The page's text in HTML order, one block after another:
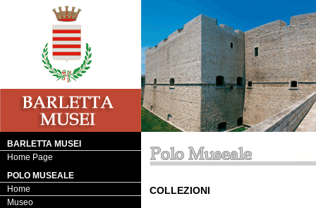
BARLETTA MUSEI
Home Page
POLO MUSEALE
Home
Museo
COLLEZIONI